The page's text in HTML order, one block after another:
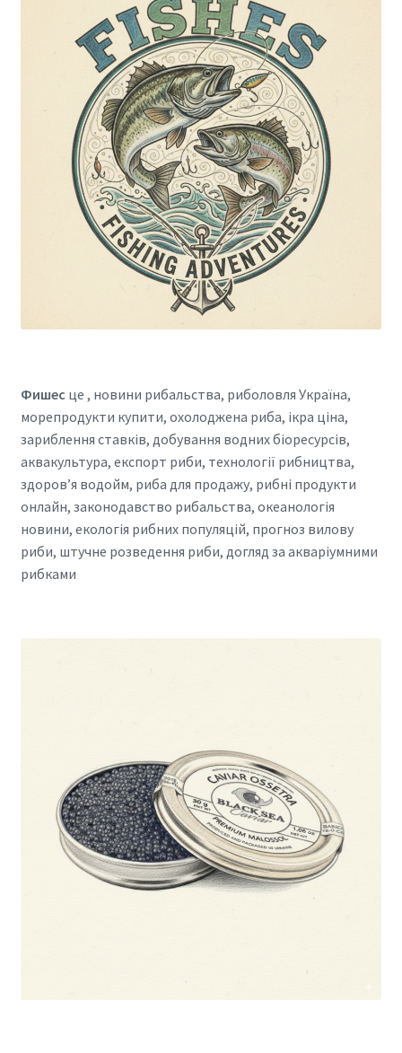
Фишес це , новини рибальства, риболовля Україна,
морепродукти купити, охолоджена риба, ікра ціна,
зариблення ставків, добування водних біоресурсів,
аквакультура, експорт риби, технології рибництва,
здоров’я водойм, риба для продажу, рибні продукти
онлайн, законодавство рибальства, океанологія
новини, екологія рибних популяцій, прогноз вилову
риби, штучне розведення риби, догляд за акваріумними
рибками